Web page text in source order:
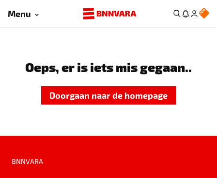
Menu
Oeps, er is iets mis gegaan..
Doorgaan naar de homepage
BNNVARA